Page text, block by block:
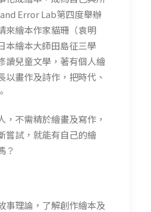
Error Lab第四度舉辦
來繪本作家貓珊（袁明
本繪本大師田島征三學
讀兒童文學，著有個人繪
以畫作及詩作，把時代、
，不需精於繪畫及寫作，
嘗試，就能有自己的繪
？
事理論，了解創作繪本及